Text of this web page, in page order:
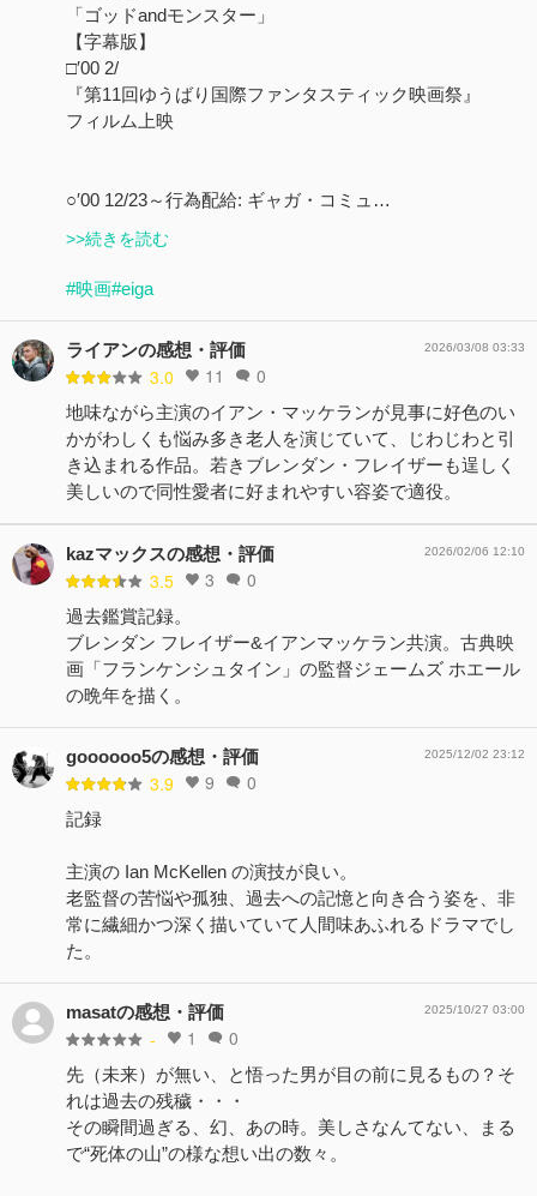
「ゴッドandモンスター」
【字幕版】
□′00 2/
『第11回ゆうばり国際ファンタスティック映画祭』
フィルム上映
○′00 12/23～行為配給: ギャガ・コミュ…
>>続きを読む
#映画#eiga
ライアンの感想・評価
3.0 11 0
2026/03/08 03:33
地味ながら主演のイアン・マッケランが見事に好色のい
かがわしくも悩み多き老人を演じていて、じわじわと引
き込まれる作品。若きブレンダン・フレイザーも逞しく
美しいので同性愛者に好まれやすい容姿で適役。
kazマックスの感想・評価
3.5 3 0
2026/02/06 12:10
過去鑑賞記録。
ブレンダン フレイザー&イアンマッケラン共演。古典映
画「フランケンシュタイン」の監督ジェームズ ホエール
の晩年を描く。
goooooo5の感想・評価
3.9 9 0
2025/12/02 23:12
記録
主演の Ian McKellen の演技が良い。
老監督の苦悩や孤独、過去への記憶と向き合う姿を、非
常に繊細かつ深く描いていて人間味あふれるドラマでし
た。
masatの感想・評価
- 1 0
2025/10/27 03:00
先（未来）が無い、と悟った男が目の前に見るもの？そ
れは過去の残穢・・・
その瞬間過ぎる、幻、あの時。美しさなんてない、まる
で“死体の山”の様な想い出の数々。